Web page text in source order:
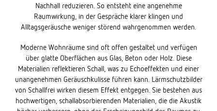
Nachhall reduzieren. So entsteht eine angenehme
Raumwirkung, in der Gespräche klarer klingen und
Alltagsgeräusche weniger störend wahrgenommen werden.
Moderne Wohnräume sind oft offen gestaltet und verfügen
über glatte Oberflächen aus Glas, Beton oder Holz. Diese
Materialien reflektieren Schall, was zu Echoeffekten und einer
unangenehmen Geräuschkulisse führen kann. Lärmschutzbilder
von Schallfrei wirken diesem Effekt entgegen. Sie bestehen aus
hochwertigen, schallabsorbierenden Materialien, die die Akustik